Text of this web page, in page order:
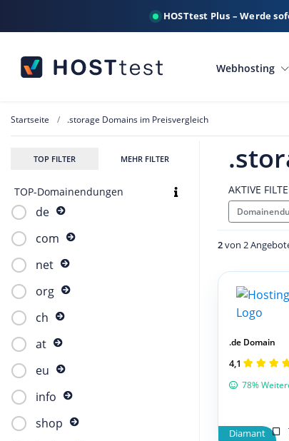
HOSTtest Plus – Werde
Webhosting
Startseite .storage Domains im Preisvergleich
TOP FILTER MEHR FILTER
TOP-Domainendungen
de
com
net
org
ch
at
eu
info
shop
AKTIVE
2von 2
Diamant
.de Domain
4,1
78%